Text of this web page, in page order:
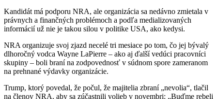
Kandidát má podporu NRA, ale organizácia sa nedávno zmietala v
právnych a finančných problémoch a podľa medializovaných
informácií už nie je takou silou v politike USA, ako kedysi.
NRA organizuje svoj zjazd necelé tri mesiace po tom, čo jej bývalý
dlhoročný vodca Wayne LaPierre – ako aj ďalší vedúci pracovníci
skupiny – boli braní na zodpovednosť v súdnom spore zameranom
na prehnané výdavky organizácie.
Trump, ktorý povedal, že počul, že majitelia zbraní „nevolia“, tlačil
na členov NRA, aby sa zúčastnili volieb v novembri: „Buďme rebeli